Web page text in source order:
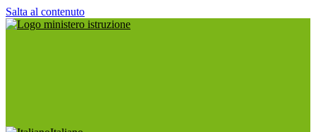
Salta al contenuto